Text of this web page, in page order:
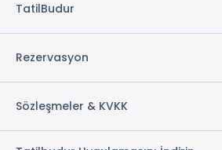
TatilBudur
Rezervasyon
Sözleşmeler & KVKK